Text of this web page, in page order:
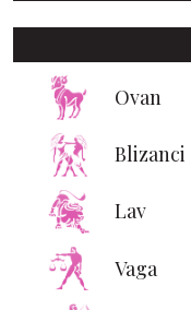
Ovan
Blizanci
Lav
Vaga